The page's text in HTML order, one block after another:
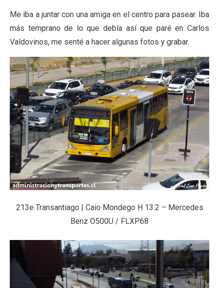
Me iba a juntar con una amiga en el centro para pasear. Iba
más temprano de lo que debía así que paré en Carlos
Valdovinos, me senté a hacer algunas fotos y grabar.
213e Transantiago | Caio Mondego H 13.2 – Mercedes
Benz O500U / FLXP68